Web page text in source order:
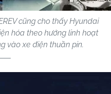
cũng cho thấy Hyundai
hóa theo hướng linh hoạt
vào xe điện thuần pin.